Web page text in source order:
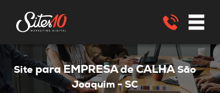
Site para EMPRESA de CALHASão
Joaquim - SC